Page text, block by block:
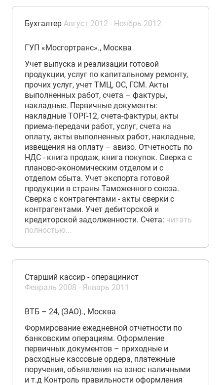
Бухгалтер Август 2012 - Ноябрь 2012
ГУП «Мосгортранс»., Москва
Учет выпуска и реализации готовой
продукции, услуг по капитальному ремонту,
прочих услуг, учет ТМЦ, ОС, ГСМ. Акты
выполненных работ, счета – фактуры,
накладные. Первичные документы:
накладные ТОРГ-12, счета-фактуры, акты
приема-передачи работ, услуг, счета на
оплату, акты выполненных работ, накладные,
извещения на оплату – авизо. Отчетность по
НДС - книга продаж, книга покупок. Сверка с
планово-экономическим отделом и с
отделом сбыта. Учет экспорта готовой
продукции в страны Таможенного союза.
Сверка с контрагентами - акты сверки с
контрагентами. Учет дебиторской и
кредиторской задолженности. Счета: читать
полностью...
Старший кассир - операцинист
Февраль 2008 - Январь 2011
ВТБ – 24, (ЗАО)., Москва
Формирование ежедневной отчетности по
банковским операциям. Оформление
первичных документов – приходные и
расходные кассовые ордера, платежные
поручения, объявления на взнос наличными
и т.д Контроль правильности оформления